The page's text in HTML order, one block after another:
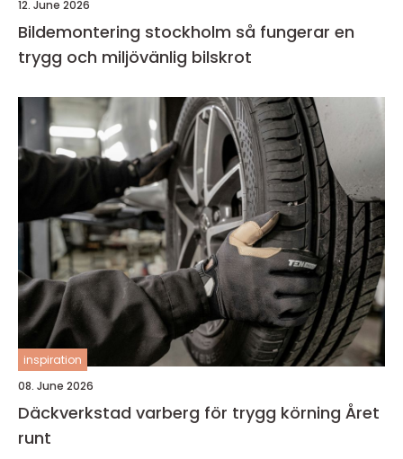
12. June 2026
Bildemontering stockholm så fungerar en
trygg och miljövänlig bilskrot
inspiration
08. June 2026
Däckverkstad varberg för trygg körning Året
runt